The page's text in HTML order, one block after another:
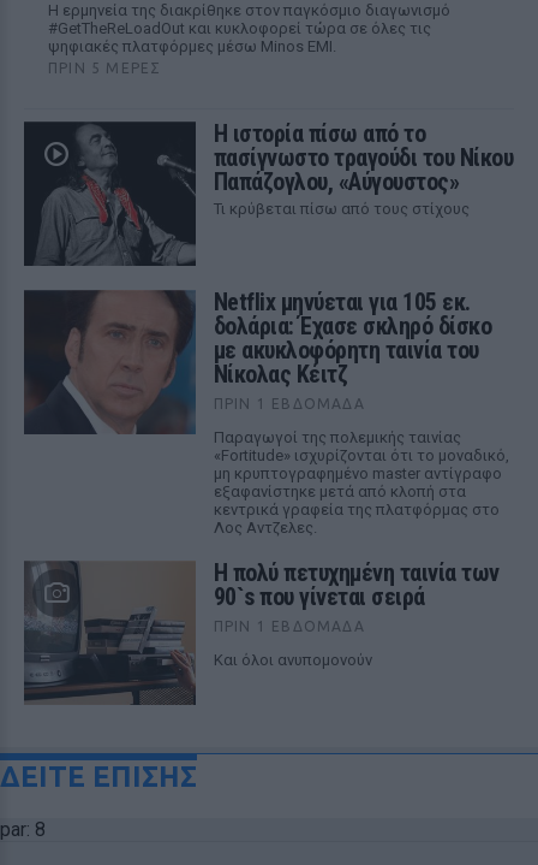
Η ερμηνεία της διακρίθηκε στον παγκόσμιο διαγωνισμό
#GetTheReLoadOut και κυκλοφορεί τώρα σε όλες τις
ψηφιακές πλατφόρμες μέσω Minos EMI.
ΠΡΙΝ 5 ΜΈΡΕΣ
Η ιστορία πίσω από το
πασίγνωστο τραγούδι του Νίκου
Παπάζογλου, «Αύγουστος»
Τι κρύβεται πίσω από τους στίχους
Netflix μηνύεται για 105 εκ.
δολάρια: Έχασε σκληρό δίσκο
με ακυκλοφόρητη ταινία του
Νίκολας Κέιτζ
ΠΡΙΝ 1 ΕΒΔΟΜΆΔΑ
Παραγωγοί της πολεμικής ταινίας
«Fortitude» ισχυρίζονται ότι το μοναδικό,
μη κρυπτογραφημένο master αντίγραφο
εξαφανίστηκε μετά από κλοπή στα
κεντρικά γραφεία της πλατφόρμας στο
Λος Αντζελες.
Η πολύ πετυχημένη ταινία των
90`s που γίνεται σειρά
ΠΡΙΝ 1 ΕΒΔΟΜΆΔΑ
Και όλοι ανυπομονούν
ΔΕΙΤΕ ΕΠΙΣΗΣ
par: 8